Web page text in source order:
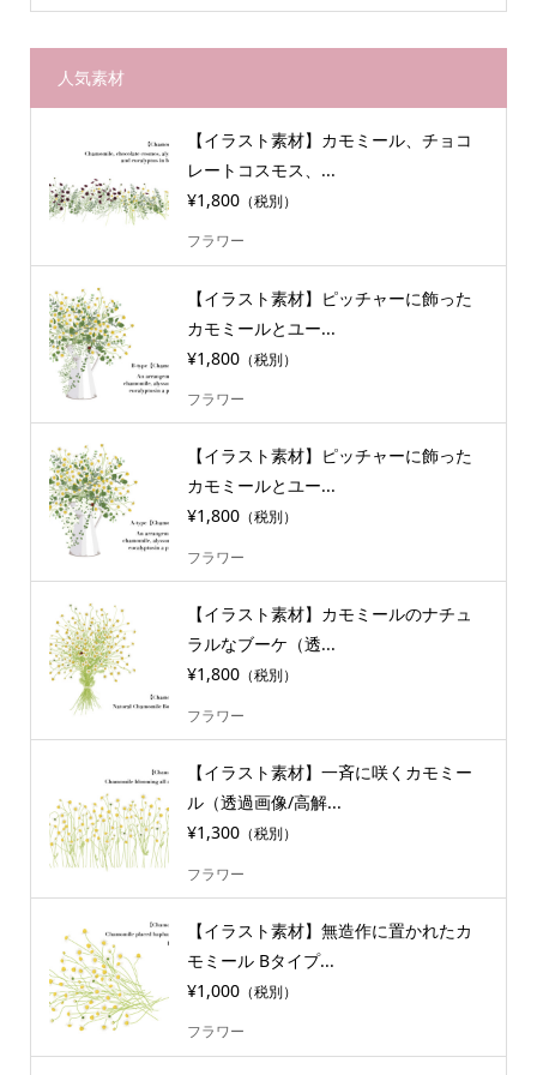
人気素材
【イラスト素材】カモミール、チョコ
レートコスモス、...
¥1,800（税別）
フラワー
【イラスト素材】ピッチャーに飾った
カモミールとユー...
¥1,800（税別）
フラワー
【イラスト素材】ピッチャーに飾った
カモミールとユー...
¥1,800（税別）
フラワー
【イラスト素材】カモミールのナチュ
ラルなブーケ（透...
¥1,800（税別）
フラワー
【イラスト素材】一斉に咲くカモミー
ル（透過画像/高解...
¥1,300（税別）
フラワー
【イラスト素材】無造作に置かれたカ
モミール Bタイプ...
¥1,000（税別）
フラワー